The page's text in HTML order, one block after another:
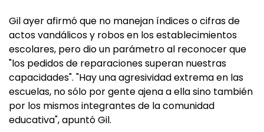
Gil ayer afirmó que no manejan índices o cifras de
actos vandálicos y robos en los establecimientos
escolares, pero dio un parámetro al reconocer que
"los pedidos de reparaciones superan nuestras
capacidades". "Hay una agresividad extrema en las
escuelas, no sólo por gente ajena a ella sino también
por los mismos integrantes de la comunidad
educativa", apuntó Gil.